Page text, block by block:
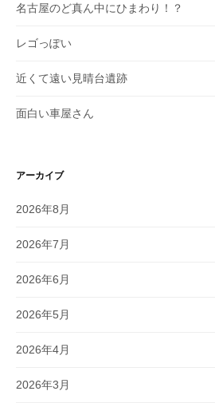
名古屋のど真ん中にひまわり！？
レゴっぽい
近くて遠い見晴台遺跡
面白い車屋さん
アーカイブ
2026年8月
2026年7月
2026年6月
2026年5月
2026年4月
2026年3月